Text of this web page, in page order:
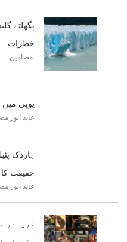
پگھلتے
خطرات
مضامین
یوپی میں
عابد انور
ہاردک
حقیقت کا
عابد انور
نریندر